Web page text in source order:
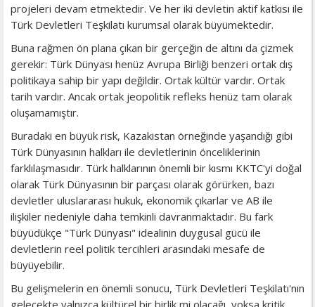
projeleri devam etmektedir. Ve her iki devletin aktif katkısı ile
Türk Devletleri Teşkilatı kurumsal olarak büyümektedir.
Buna rağmen ön plana çıkan bir gerçeğin de altını da çizmek
gerekir: Türk Dünyası henüz Avrupa Birliği benzeri ortak dış
politikaya sahip bir yapı değildir. Ortak kültür vardır. Ortak
tarih vardır. Ancak ortak jeopolitik refleks henüz tam olarak
oluşamamıştır.
Buradaki en büyük risk, Kazakistan örneğinde yaşandığı gibi
Türk Dünyasının halkları ile devletlerinin önceliklerinin
farklılaşmasıdır. Türk halklarının önemli bir kısmı KKTC'yi doğal
olarak Türk Dünyasının bir parçası olarak görürken, bazı
devletler uluslararası hukuk, ekonomik çıkarlar ve AB ile
ilişkiler nedeniyle daha temkinli davranmaktadır. Bu fark
büyüdükçe "Türk Dünyası" idealinin duygusal gücü ile
devletlerin reel politik tercihleri arasındaki mesafe de
büyüyebilir.
Bu gelişmelerin en önemli sonucu, Türk Devletleri Teşkilatı'nın
gelecekte yalnızca kültürel bir birlik mi olacağı, yoksa kritik